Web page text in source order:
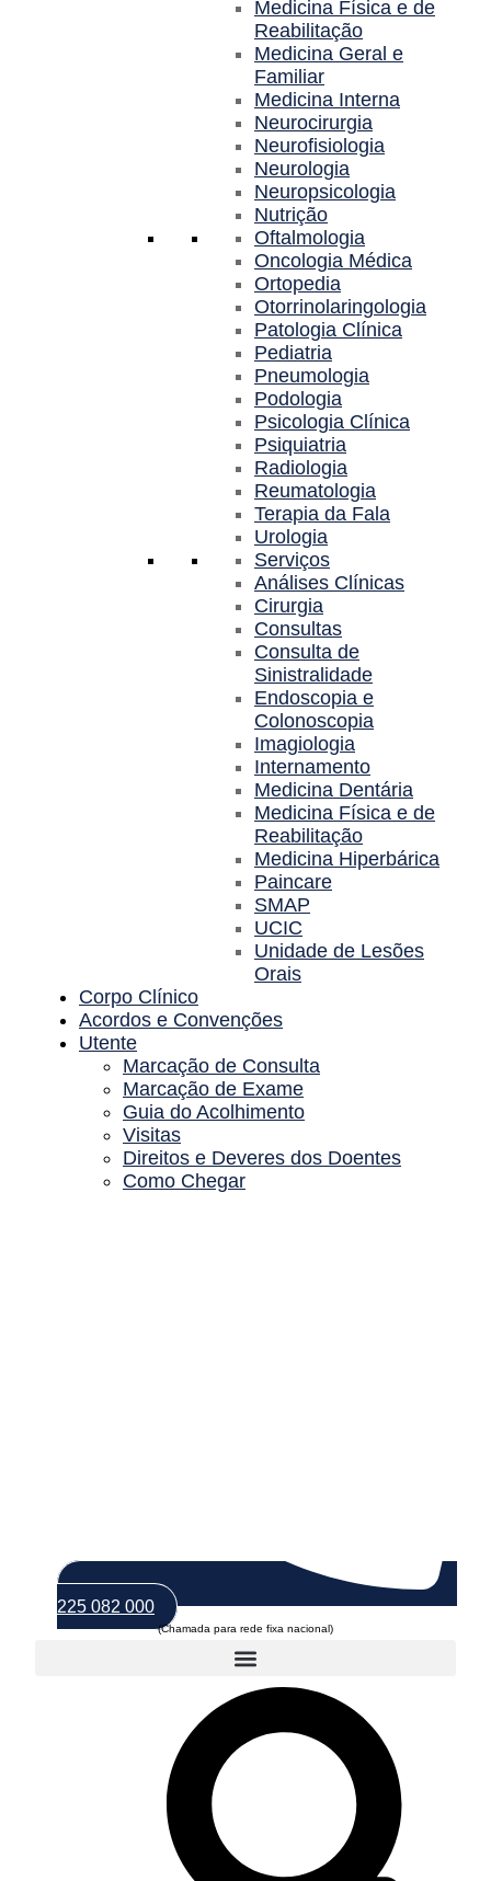
Medicina Física e de
Reabilitação
Medicina Geral e
Familiar
Medicina Interna
Neurocirurgia
Neurofisiologia
Neurologia
Neuropsicologia
Nutrição
Oftalmologia
Oncologia Médica
Ortopedia
Otorrinolaringologia
Patologia Clínica
Pediatria
Pneumologia
Podologia
Psicologia Clínica
Psiquiatria
Radiologia
Reumatologia
Terapia da Fala
Urologia
Serviços
Análises Clínicas
Cirurgia
Consultas
Consulta de
Sinistralidade
Endoscopia e
Colonoscopia
Imagiologia
Internamento
Medicina Dentária
Medicina Física e de
Reabilitação
Medicina Hiperbárica
Paincare
SMAP
UCIC
Unidade de Lesões
Orais
Corpo Clínico
Acordos e Convenções
Utente
Marcação de Consulta
Marcação de Exame
Guia do Acolhimento
Visitas
Direitos e Deveres dos Doentes
Como Chegar
225 082 000